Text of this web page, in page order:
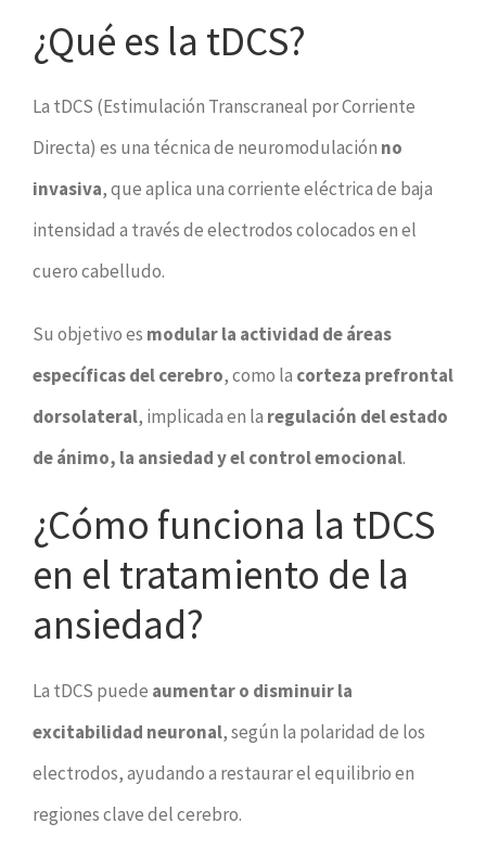
¿Qué es la tDCS?
La tDCS (Estimulación Transcraneal por Corriente
Directa) es una técnica de neuromodulación no
invasiva, que aplica una corriente eléctrica de baja
intensidad a través de electrodos colocados en el
cuero cabelludo.
Su objetivo es modular la actividad de áreas
específicas del cerebro, como la corteza prefrontal
dorsolateral, implicada en la regulación del estado
de ánimo, la ansiedad y el control emocional.
¿Cómo funciona la tDCS
en el tratamiento de la
ansiedad?
La tDCS puede aumentar o disminuir la
excitabilidad neuronal, según la polaridad de los
electrodos, ayudando a restaurar el equilibrio en
regiones clave del cerebro.